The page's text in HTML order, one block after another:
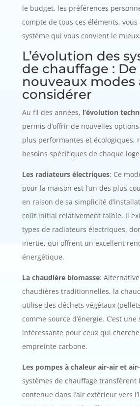
le budget, les préférences
compte de tous ces éléments,
système qui vous convient le mieux.
L’évolution des
de chauffage : De
nouveaux modes
considérer
Au fil des années, l’évolution
permis d’offrir de nouvelles
plus performantes et écologiques,
besoins spécifiques de chaque
Les radiateurs électriques: Ce
pour la maison est l’un des plus
en raison de sa simplicité
coût initial relativement faible. Il
types de radiateurs électriques,
inertie, qui offrent un excellent
énergétique.
La chaudière biomasse:
chaudières traditionnelles, la
utilise des déchets végétaux
comme source d’énergie. C’est
intéressante pour ceux qui
empreinte carbone.
Les pompes à chaleur air-air et
systèmes de chauffage transfèrent
contenue dans l’air extérieur vers